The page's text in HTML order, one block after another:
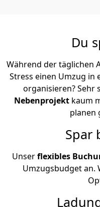
Du
Während der täglichen
Stress einen Umzug in
organisieren? Sehr
Nebenprojekt kaum
planen
Spar
Unserflexibles
Umzugsbudget an.